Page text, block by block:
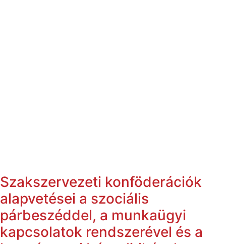
Szakszervezeti konföderációk
alapvetései a szociális
párbeszéddel, a munkaügyi
kapcsolatok rendszerével és a